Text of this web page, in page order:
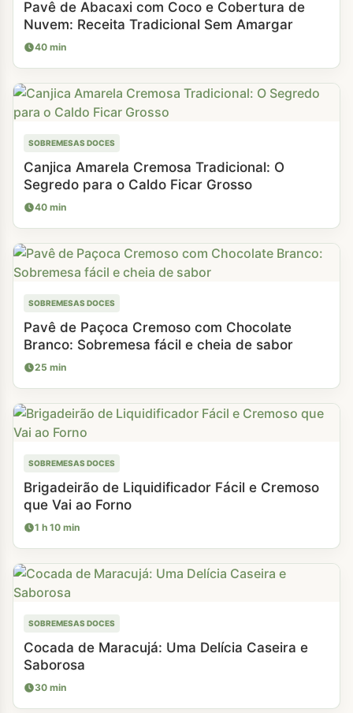
Pavê de Abacaxi com Coco e Cobertura de
Nuvem: Receita Tradicional Sem Amargar
40 min
SOBREMESAS DOCES
Canjica Amarela Cremosa Tradicional: O
Segredo para o Caldo Ficar Grosso
40 min
SOBREMESAS DOCES
Pavê de Paçoca Cremoso com Chocolate
Branco: Sobremesa fácil e cheia de sabor
25 min
SOBREMESAS DOCES
Brigadeirão de Liquidificador Fácil e Cremoso
que Vai ao Forno
1 h 10 min
SOBREMESAS DOCES
Cocada de Maracujá: Uma Delícia Caseira e
Saborosa
30 min